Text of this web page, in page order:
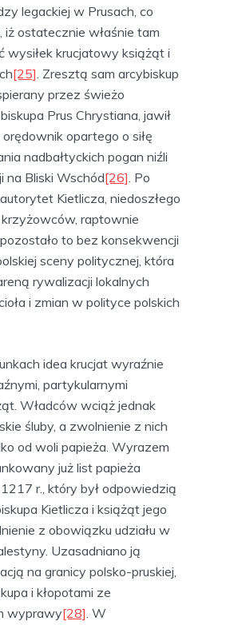
legackiej w Prusach, co
iż ostatecznie właśnie tam
wysiłek krucjatowy książąt i
[25]. Zresztą sam arcybiskup
przez świeżo
Prus Chrystiana, jawił
opartego o siłę
nadbałtyckich pogan niźli
na Bliski Wschód[26]. Po
Kietlicza, niedoszłego
raptownie
to bez konsekwencji
sceny politycznej, która
rywalizacji lokalnych
i zmian w polityce polskich
idea krucjat wyraźnie
partykularnymi
Władców wciąż jednak
śluby, a zwolnienie z nich
od woli papieża. Wyrazem
już list papieża
r., który był odpowiedzią
Kietlicza i książąt jego
z obowiązku udziału w
Uzasadniano ją
na granicy polsko-pruskiej,
i kłopotami ze
wyprawy[28]. W